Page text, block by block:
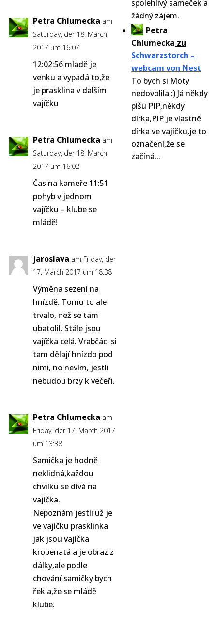
spolehlivý sameček a
žádný zájem.
Petra
Chlumecka zu
Schwarzstorch –
webcam von Nest
To bych si Moty
nedovolila :) Já někdy
píšu PIP,někdy
dírka,PIP je vlastně
dírka ve vajíčku,je to
označení,že se
začíná...
Petra Chlumecka am
Saturday, der 18. March
2017 um 16:07
12:02:56 mládě je
venku a vypadá to,že
je prasklina v dalším
vajíčku
Petra Chlumecka am
Saturday, der 18. March
2017 um 16:02
Čas na kameře 11:51
pohyb v jednom
vajíčku – klube se
mládě!
jaroslava am Friday, der
17. March 2017 um 18:38
Výměna sezení na
hnízdě. Tomu to ale
trvalo, než se tam
ubatolil. Stále jsou
vajíčka celá. Vrabčáci si
tam dělají hnízdo pod
nimi, no nevím, jestli
nebudou brzy k večeři.
Petra Chlumecka am
Friday, der 17. March 2017
um 13:38
Samička je hodně
neklidná,každou
chvilku se dívá na
vajíčka.
Nepoznám jestli už je
ve vajíčku prasklinka
jak jsou vajíčka
kropenatá a je obraz z
dálky,ale podle
chování samičky bych
řekla,že se mládě
klube.